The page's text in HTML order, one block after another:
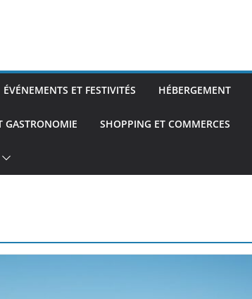
ÉVÉNEMENTS ET FESTIVITÉS HÉBERGEMENT
GASTRONOMIE SHOPPING ET COMMERCES